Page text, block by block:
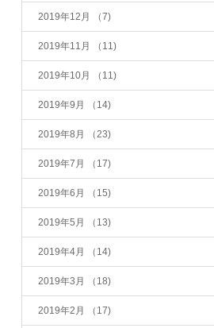
2019年12月 （7)
2019年11月 （11)
2019年10月 （11)
2019年9月 （14)
2019年8月 （23)
2019年7月 （17)
2019年6月 （15)
2019年5月 （13)
2019年4月 （14)
2019年3月 （18)
2019年2月 （17)